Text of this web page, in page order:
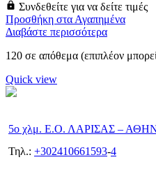
Συνδεθείτε για να δείτε τιμές
Προσθήκη στα Αγαπημένα
Διαβάστε περισσότερα
120 σε απόθεμα (επιπλέον
Quick view
5ο χλμ. Ε.Ο. ΛΑΡΙΣΑΣ –
Τηλ.: +302410661593-4